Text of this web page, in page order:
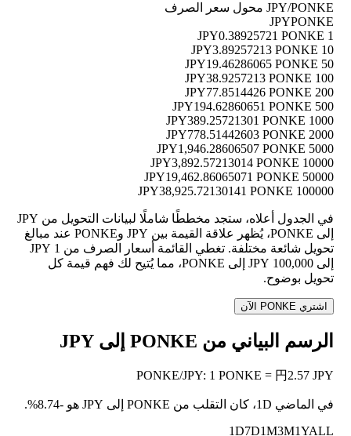
JPY/PONKE محول سعر الصرف
JPYPONKE
1 JPY
0.38925721 PONKE
10 JPY
3.89257213 PONKE
50 JPY
19.46286065 PONKE
100 JPY
38.9257213 PONKE
200 JPY
77.8514426 PONKE
500 JPY
194.62860651 PONKE
1000 JPY
389.25721301 PONKE
2000 JPY
778.51442603 PONKE
5000 JPY
1,946.28606507 PONKE
10000 JPY
3,892.57213014 PONKE
50000 JPY
19,462.86065071 PONKE
100000 JPY
38,925.72130141 PONKE
في الجدول أعلاه، ستجد مخططًا شاملًا لبيانات التحويل من JPY
إلى PONKE، يُظهر علاقة القيمة بين JPY وPONKE عند مبالغ
تحويل شائعة مختلفة. تغطي القائمة أسعار الصرف من 1 JPY
إلى 100,000 JPY إلى PONKE، مما يُتيح لك فهم قيمة كل
تحويل بوضوح.
اشتري PONKE الآن
الرسم البياني من PONKE إلى JPY
PONKE/JPY: 1 PONKE = 円2.57 JPY
في الماضي 1D، كان التقلب من PONKE إلى JPY هو -8.74%
.
1D7D1M3M1YALL